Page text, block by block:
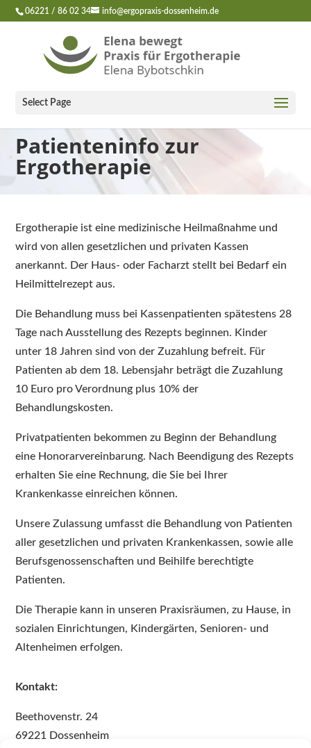
06221 / 86 02 34 info@ergopraxis-dossenheim.de
Select Page
Patienteninfo zur
Ergotherapie
Ergotherapie ist eine medizinische Heilmaßnahme und
wird von allen gesetzlichen und privaten Kassen
anerkannt. Der Haus- oder Facharzt stellt bei Bedarf ein
Heilmittelrezept aus.
Die Behandlung muss bei Kassenpatienten spätestens 28
Tage nach Ausstellung des Rezepts beginnen. Kinder
unter 18 Jahren sind von der Zuzahlung befreit. Für
Patienten ab dem 18. Lebensjahr beträgt die Zuzahlung
10 Euro pro Verordnung plus 10% der
Behandlungskosten.
Privatpatienten bekommen zu Beginn der Behandlung
eine Honorarvereinbarung. Nach Beendigung des Rezepts
erhalten Sie eine Rechnung, die Sie bei Ihrer
Krankenkasse einreichen können.
Unsere Zulassung umfasst die Behandlung von Patienten
aller gesetzlichen und privaten Krankenkassen, sowie alle
Berufsgenossenschaften und Beihilfe berechtigte
Patienten.
Die Therapie kann in unseren Praxisräumen, zu Hause, in
sozialen Einrichtungen, Kindergärten, Senioren- und
Altenheimen erfolgen.
Kontakt:
Beethovenstr. 24
69221 Dossenheim